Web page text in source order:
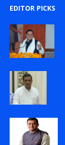
EDITOR PICKS